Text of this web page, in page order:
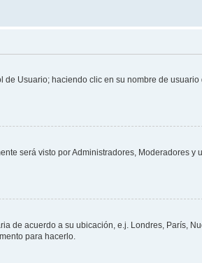
Usuario; haciendo clic en su nombre de usuario
será visto por Administradores, Moderadores y
de acuerdo a su ubicación, e.j. Londres, París,
para hacerlo.